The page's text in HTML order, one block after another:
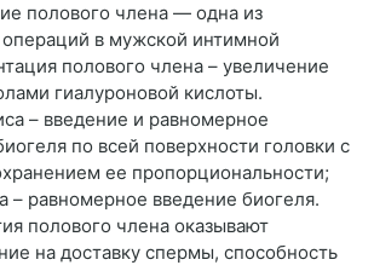
полового члена — одна из
в мужской интимной
полового члена – увеличение
гиалуроновой кислоты.
– введение и равномерное
по всей поверхности головки с
ее пропорциональности;
– равномерное введение биогеля.
полового члена оказывают
на доставку спермы, способность